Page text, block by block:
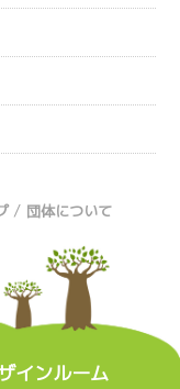
/ 団体について
インルーム